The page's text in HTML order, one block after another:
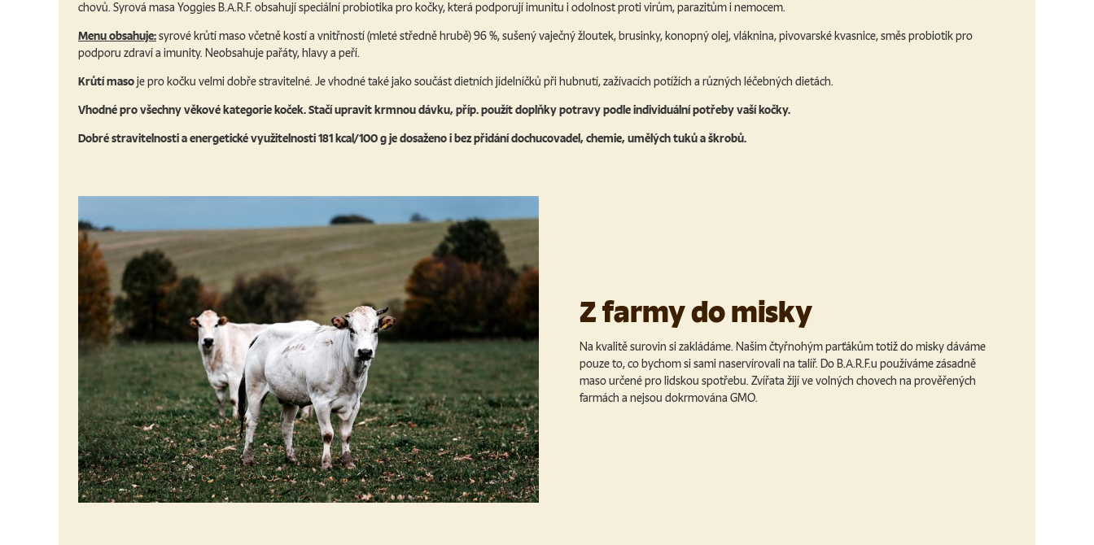
chovů. Syrová masa Yoggies B.A.R.F. obsahují speciální probiotika pro kočky, která podporují imunitu i odolnost proti virům, parazitům i nemocem.
Menu obsahuje:syrové krůtí maso včetně kostí a vnitřností (mleté středně hrubě) 96 %, sušený vaječný žloutek, brusinky, konopný olej, vláknina, pivovarské kvasnice, směs probiotik pro
podporu zdraví a imunity. Neobsahuje pařáty, hlavy a peří.
Krůtí masoje pro kočku velmi dobře stravitelné. Je vhodné také jako součást dietních jídelníčků při hubnutí, zažívacích potížích a různých léčebných dietách.
Vhodné pro všechny věkové kategorie koček. Stačí upravit krmnou dávku, příp. použít doplňky potravy podle individuální potřeby vaší kočky.
Dobré stravitelnosti a energetické využitelnosti 181 kcal/100 g je dosaženo i bez přidání dochucovadel, chemie, umělých tuků a škrobů.
Z farmy do misky
Na kvalitě surovin si zakládáme. Našim čtyřnohým parťákům totiž do misky dáváme
pouze to, co bychom si sami naservírovali na talíř. Do B.A.R.F.u používáme zásadně
maso určené pro lidskou spotřebu. Zvířata žijí ve volných chovech na prověřených
farmách a nejsou dokrmována GMO.